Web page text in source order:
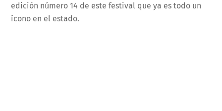
edición número 14 de este festival que ya es todo un
ícono en el estado.